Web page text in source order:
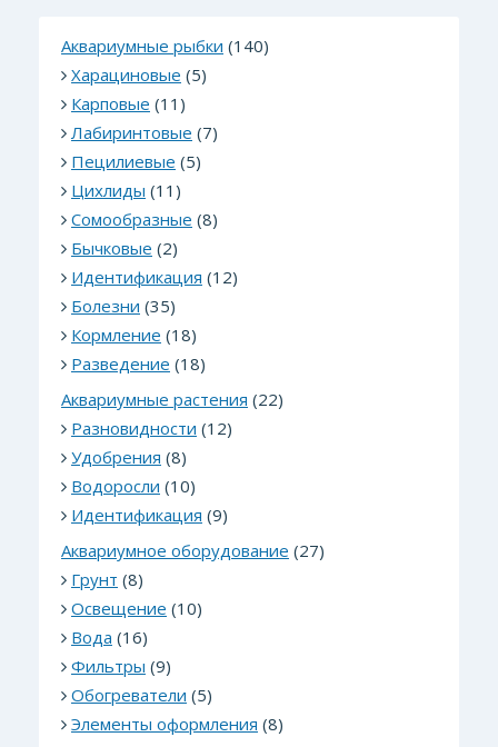
Аквариумные рыбки (140)
Харациновые (5)
Карповые (11)
Лабиринтовые (7)
Пецилиевые (5)
Цихлиды (11)
Сомообразные (8)
Бычковые (2)
Идентификация (12)
Болезни (35)
Кормление (18)
Разведение (18)
Аквариумные растения (22)
Разновидности (12)
Удобрения (8)
Водоросли (10)
Идентификация (9)
Аквариумное оборудование (27)
Грунт (8)
Освещение (10)
Вода (16)
Фильтры (9)
Обогреватели (5)
Элементы оформления (8)